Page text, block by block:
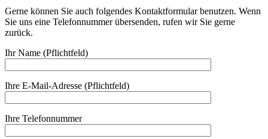
Gerne können Sie auch folgendes Kontaktformular benutzen. Wenn
Sie uns eine Telefonnummer übersenden, rufen wir Sie gerne
zurück.
Ihr Name (Pflichtfeld)
Ihre E-Mail-Adresse (Pflichtfeld)
Ihre Telefonnummer